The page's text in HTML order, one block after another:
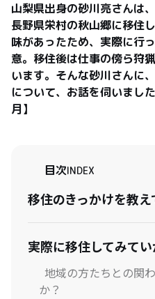
山梨県出身の砂川亮さんは
長野県栄村の秋山郷に移住
味があったため、実際に行
意。移住後は仕事の傍ら狩
います。そんな砂川さんに
について、お話を伺いまし
月】
目次INDEX
移住のきっかけを教
実際に移住してみて
地域の方たちとの関
か？